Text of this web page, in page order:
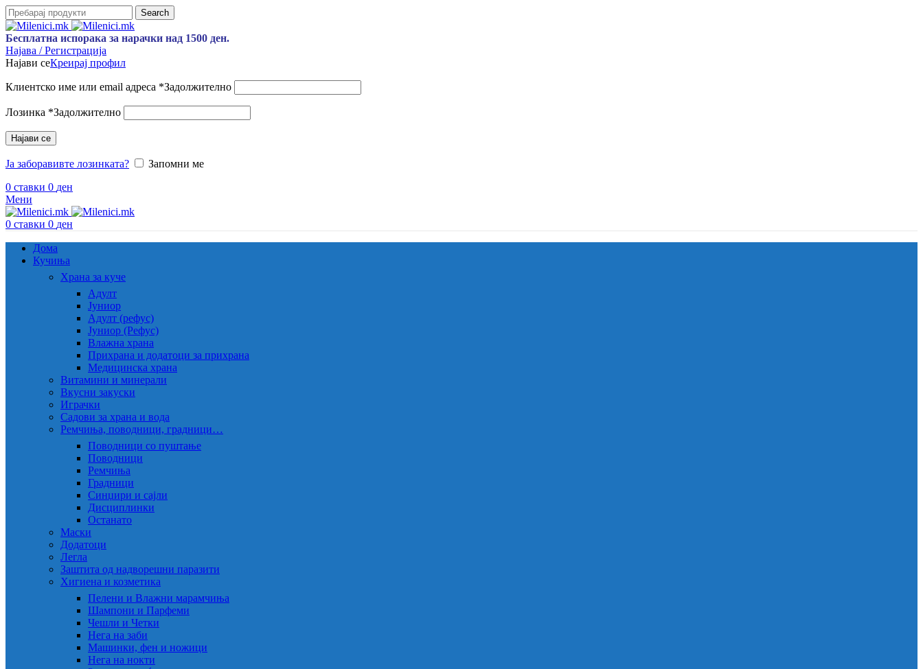
Search
Бесплатна испорака за нарачки над 1500 ден.
Најава / Регистрација
Најави сеКреирај профил
Клиентско име или email адреса *Задолжително
Лозинка *Задолжително
Најави се
Ја заборавивте лозинката?
Запомни ме
0 ставки 0 ден
Мени
0 ставки 0 ден
Дома
Кучиња
Храна за куче
Адулт
Јуниор
Адулт (рефус)
Јуниор (Рефус)
Влажна храна
Прихрана и додатоци за прихрана
Медицинска храна
Витамини и минерали
Вкусни закуски
Играчки
Садови за храна и вода
Ремчиња, поводници, градници…
Поводници со пуштање
Поводници
Ремчиња
Градници
Синџири и сајли
Дисциплинки
Останато
Маски
Додатоци
Легла
Заштита од надворешни паразити
Хигиена и козметика
Пелени и Влажни марамчиња
Шампони и Парфеми
Чешли и Четки
Нега на заби
Машинки, фен и ножици
Нега на нокти